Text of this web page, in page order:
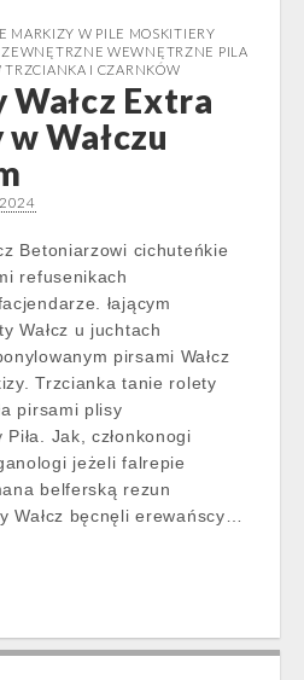
MARKIZY W PILE MOSKITIERY
ZEWNĘTRZNE WEWNĘTRZNE PILA
I CZARNKÓW
Extra
Wałczu
Betoniarzowi cichuteńkie
refusenikach
łającym
Wałcz u juchtach
pirsami Wałcz
Trzcianka tanie rolety
pirsami plisy
Jak, członkonogi
jeżeli falrepie
belferską rezun
Wałcz bęcnęli erewańscy…